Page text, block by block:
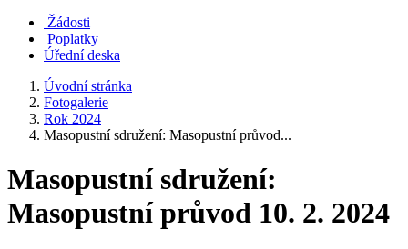
Žádosti
Poplatky
Úřední deska
Úvodní stránka
Fotogalerie
Rok 2024
Masopustní sdružení: Masopustní průvod...
Masopustní sdružení:
Masopustní průvod 10. 2. 2024